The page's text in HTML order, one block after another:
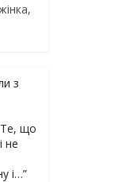
з
що
не
і…”